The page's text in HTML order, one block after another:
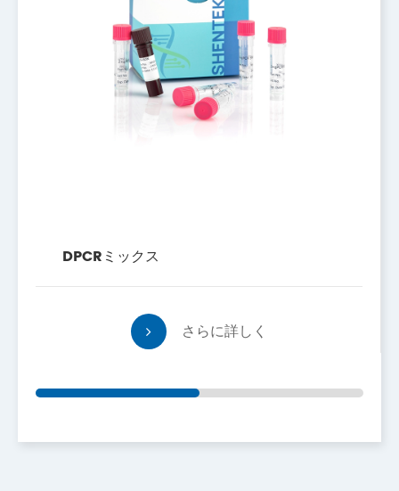
DPCRミックス
さらに詳しく